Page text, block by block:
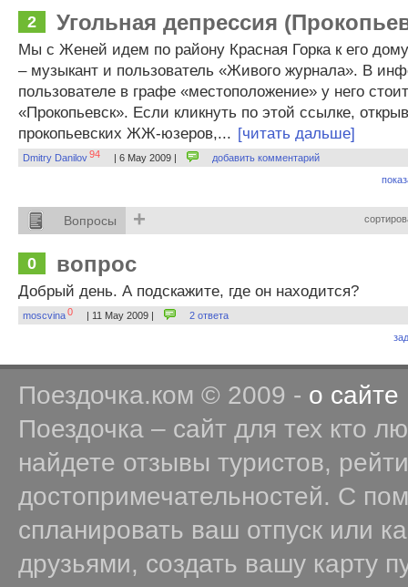
2 Угольная депрессия
Мы с Женей идем по району Красная Горка к его
– музыкант и пользователь «Живого журнала». В
пользователе в графе «местоположение» у него
«Прокопьевск». Если кликнуть по этой ссылке,
прокопьевских ЖЖ-юзеров,... [читать дальше]
Dmitry Danilov94 | 6 May 2009 |
добавить комментарий
Вопросы +
0 вопрос
Добрый день. А подскажите, где он находится?
moscvina0 | 11 May 2009 |
2 ответа
Поездочка.ком © 2009 - о сайте
Поездочка – сайт для тех кто
найдете отзывы туристов,
достопримечательностей. С
спланировать ваш отпуск или
друзьями, создать вашу карту